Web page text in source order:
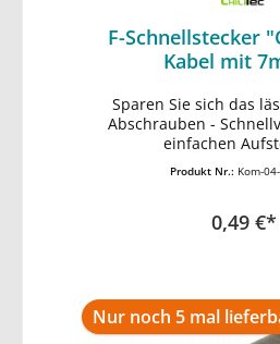
F-Schnellstecker
Kabel mit
Sparen Sie sich das
Abschrauben -
einfachen
Produkt Nr.: Kom-
0,49 €*
In den
Nur noch 5 mal